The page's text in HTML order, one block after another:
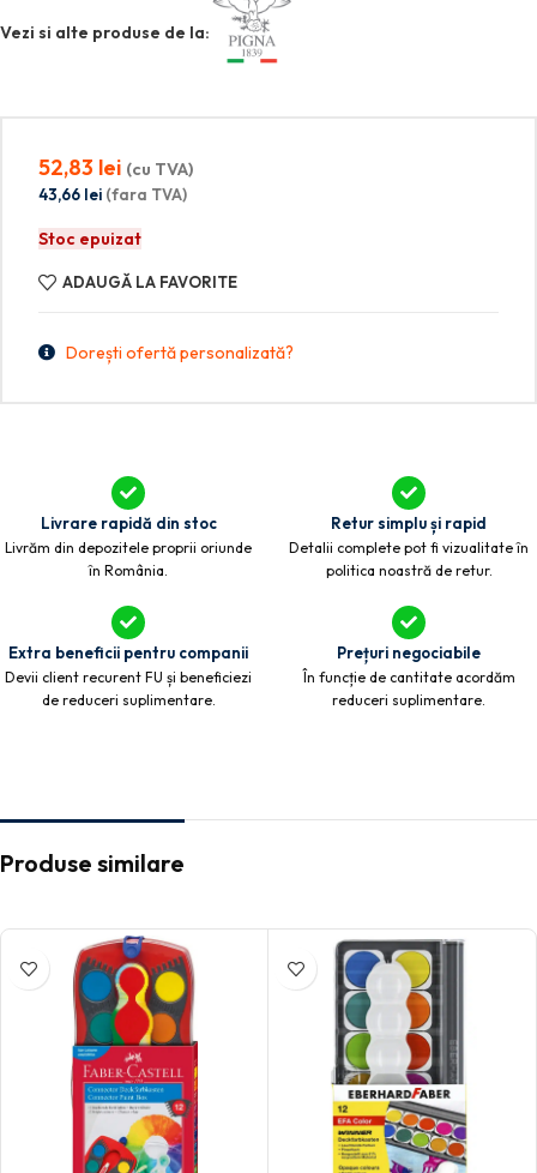
Vezi si alte produse de la:
52,83 lei (cu TVA)
43,66 lei (fara TVA)
Stoc epuizat
ADAUGĂ LA FAVORITE
Dorești ofertă personalizată?
Livrare rapidă din stoc
Livrăm din depozitele proprii oriunde
în România.
Retur simplu și rapid
Detalii complete pot fi vizualitate în
politica noastră de retur.
Extra beneficii pentru companii
Devii client recurent FU și beneficiezi
de reduceri suplimentare.
Prețuri negociabile
În funcție de cantitate acordăm
reduceri suplimentare.
Produse similare